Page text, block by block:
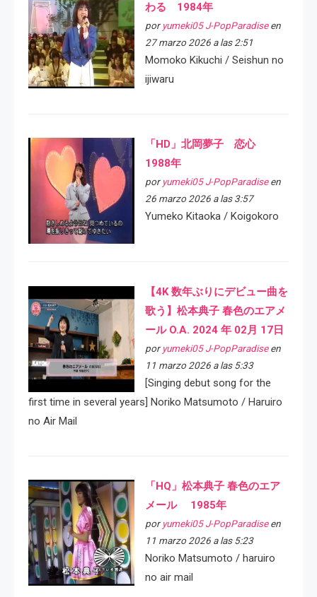
わる 1984年
por yumeki05 J-PopParadiseen
27 marzo 2026 a las 2:51
Momoko Kikuchi / Seishun no
ijiwaru
「HD」北岡夢子 恋心
1988年
por yumeki05 J-PopParadiseen
26 marzo 2026 a las 3:57
Yumeko Kitaoka / Koigokoro
【4K 数年ぶりにデビュー曲を
歌う】松本典子 春色のエアメ
ール O.A. 2024 年 02月 17日
por yumeki05 J-PopParadiseen
11 marzo 2026 a las 5:33
[Singing debut song for the
first time in several years] Noriko Matsumoto / Haruiro
no Air Mail
「HQ」松本典子 春色のエア
メール 1985年
por yumeki05 J-PopParadiseen
11 marzo 2026 a las 5:23
Noriko Matsumoto / haruiro
no air mail